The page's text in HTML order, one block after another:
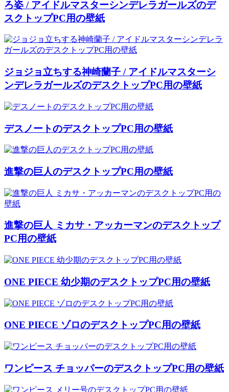
ろ姿 / アイドルマスターシンデレラガールズのデ
スクトップPC用の壁紙
ジョジョ立ちする神崎蘭子 / アイドルマスターシ
ンデレラガールズのデスクトップPC用の壁紙
デスノートのデスクトップPC用の壁紙
進撃の巨人のデスクトップPC用の壁紙
進撃の巨人 ミカサ・アッカーマンのデスクトップ
PC用の壁紙
ONE PIECE 幼少期のデスクトップPC用の壁紙
ONE PIECE ゾロのデスクトップPC用の壁紙
ワンピース チョッパーのデスクトップPC用の壁紙